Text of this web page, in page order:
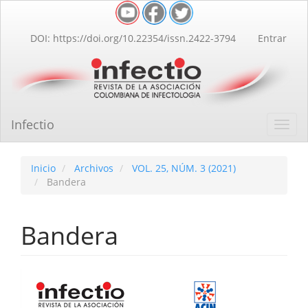
Contenido
principal
lateral
DOI: https://doi.org/10.22354/issn.2422-3794 Entrar
Infectio
Inicio Archivos
VOL. 25, NÚM. 3 (2021)
Bandera
Bandera
Barra